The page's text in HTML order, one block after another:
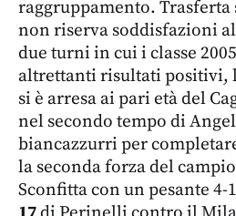
raggruppamento. Trasferta
non riserva soddisfazioni
due turni in cui i classe
altrettanti risultati positivi,
si è arresa ai pari età del
nel secondo tempo di
biancazzurri per
la seconda forza del
Sconfitta con un pesante 4-